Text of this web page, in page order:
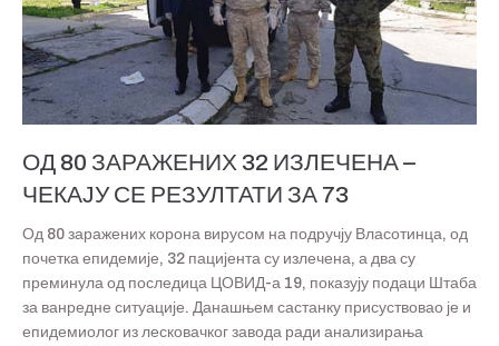
ОД 80 ЗАРАЖЕНИХ 32 ИЗЛЕЧЕНА –
ЧЕКАЈУ СЕ РЕЗУЛТАТИ ЗА 73
Од 80 заражених корона вирусом на подручју Власотинца, од
почетка епидемије, 32 пацијента су излечена, а два су
преминула од последица ЦОВИД-а 19, показују подаци Штаба
за ванредне ситуације. Данашњем састанку присуствовао је и
епидемиолог из лесковачког завода ради анализирања